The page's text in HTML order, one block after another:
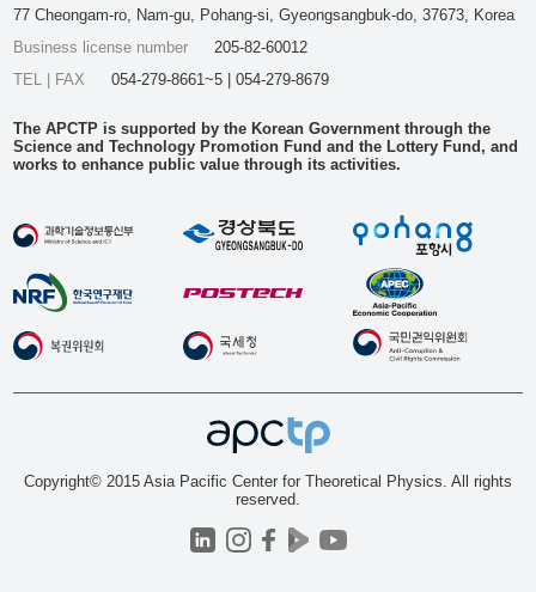
77 Cheongam-ro, Nam-gu, Pohang-si, Gyeongsangbuk-do, 37673, Korea
Business license number
205-82-60012
TEL | FAX
054-279-8661~5 | 054-279-8679
The APCTP is supported by the Korean Government through the
Science and Technology Promotion Fund and the Lottery Fund, and
works to enhance public value through its activities.
Copyright© 2015 Asia Pacific Center for Theoretical Physics. All rights
reserved.